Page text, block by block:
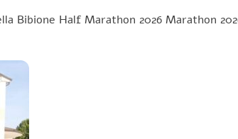
Bibione Half Marathon 2026 Marathon